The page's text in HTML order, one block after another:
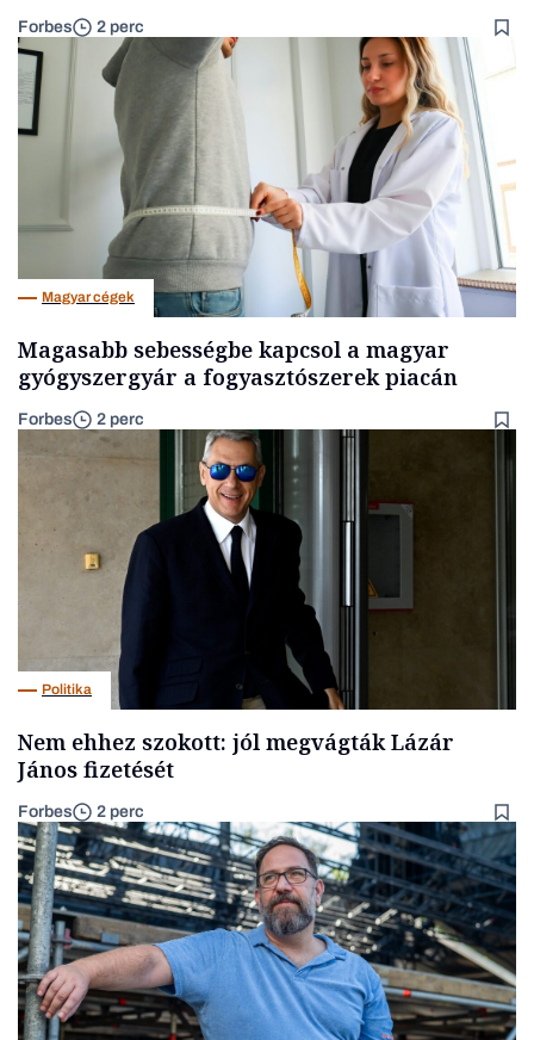
Forbes 2 perc
Magyar cégek
Magasabb sebességbe kapcsol a magyar
gyógyszergyár a fogyasztószerek piacán
Forbes 2 perc
Politika
Nem ehhez szokott: jól megvágták Lázár
János fizetését
Forbes 2 perc